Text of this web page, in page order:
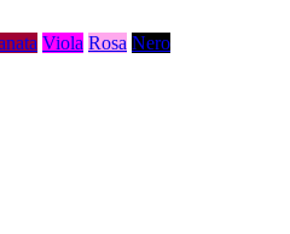
Viola Rosa Nero